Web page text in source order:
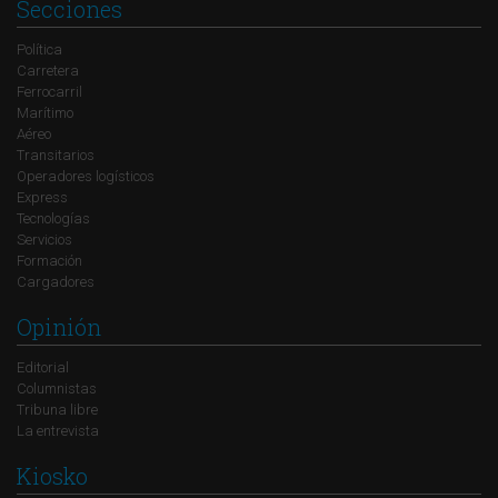
Secciones
Política
Carretera
Ferrocarril
Marítimo
Aéreo
Transitarios
Operadores logísticos
Express
Tecnologías
Servicios
Formación
Cargadores
Opinión
Editorial
Columnistas
Tribuna libre
La entrevista
Kiosko